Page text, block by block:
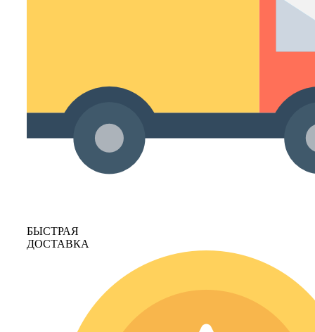
БЫСТРАЯ
ДОСТАВКА